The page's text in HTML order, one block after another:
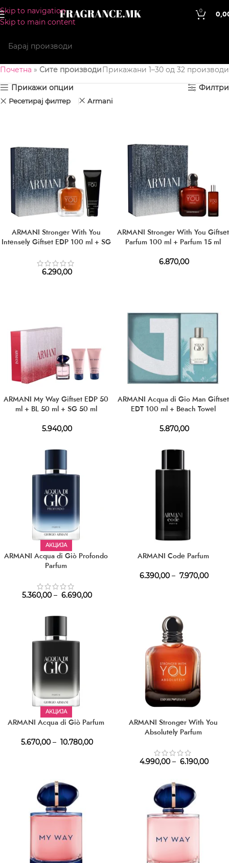
Skip to navigation
Skip to main content
0
Почетна » Сите производиПрикажани 1–30 од 32 производи
Прикажи опции
Филтри
Ресетирај филтер Armani
ARMANI Stronger With You
Intensely Giftset EDP 100 ml + SG
6.290,00
ARMANI Stronger With You Giftset
Parfum 100 ml + Parfum 15 ml
6.870,00
ARMANI My Way Giftset EDP 50
ml + BL 50 ml + SG 50 ml
5.940,00
ARMANI Acqua di Gio Man Giftset
EDT 100 ml + Beach Towel
5.870,00
АКЦИЈА
ARMANI Acqua di Giò Profondo
Parfum
5.360,00 – 6.690,00
ARMANI Code Parfum
6.390,00 – 7.970,00
АКЦИЈА
ARMANI Acqua di Giò Parfum
5.670,00 – 10.780,00
ARMANI Stronger With You
Absolutely Parfum
4.990,00 – 6.190,00